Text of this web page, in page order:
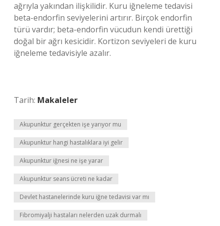
ağrıyla yakından ilişkilidir. Kuru iğneleme tedavisi
beta-endorfin seviyelerini artırır. Birçok endorfin
türü vardır; beta-endorfin vücudun kendi ürettiği
doğal bir ağrı kesicidir. Kortizon seviyeleri de kuru
iğneleme tedavisiyle azalır.
Tarih: Makaleler
Akupunktur gerçekten işe yarıyor mu
Akupunktur hangi hastalıklara iyi gelir
Akupunktur iğnesi ne işe yarar
Akupunktur seans ücreti ne kadar
Devlet hastanelerinde kuru iğne tedavisi var mı
Fibromiyalji hastaları nelerden uzak durmalı